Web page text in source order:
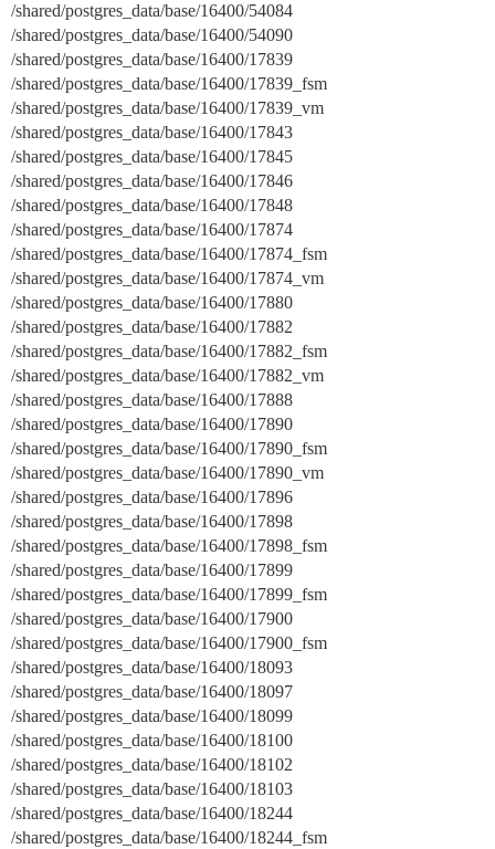
/shared/postgres_data/base/16400/54084
/shared/postgres_data/base/16400/54090
/shared/postgres_data/base/16400/17839
/shared/postgres_data/base/16400/17839_fsm
/shared/postgres_data/base/16400/17839_vm
/shared/postgres_data/base/16400/17843
/shared/postgres_data/base/16400/17845
/shared/postgres_data/base/16400/17846
/shared/postgres_data/base/16400/17848
/shared/postgres_data/base/16400/17874
/shared/postgres_data/base/16400/17874_fsm
/shared/postgres_data/base/16400/17874_vm
/shared/postgres_data/base/16400/17880
/shared/postgres_data/base/16400/17882
/shared/postgres_data/base/16400/17882_fsm
/shared/postgres_data/base/16400/17882_vm
/shared/postgres_data/base/16400/17888
/shared/postgres_data/base/16400/17890
/shared/postgres_data/base/16400/17890_fsm
/shared/postgres_data/base/16400/17890_vm
/shared/postgres_data/base/16400/17896
/shared/postgres_data/base/16400/17898
/shared/postgres_data/base/16400/17898_fsm
/shared/postgres_data/base/16400/17899
/shared/postgres_data/base/16400/17899_fsm
/shared/postgres_data/base/16400/17900
/shared/postgres_data/base/16400/17900_fsm
/shared/postgres_data/base/16400/18093
/shared/postgres_data/base/16400/18097
/shared/postgres_data/base/16400/18099
/shared/postgres_data/base/16400/18100
/shared/postgres_data/base/16400/18102
/shared/postgres_data/base/16400/18103
/shared/postgres_data/base/16400/18244
/shared/postgres_data/base/16400/18244_fsm